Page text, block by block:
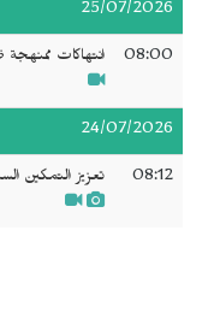
25/07/2026
08:00 انتهاكات
24/07/2026
08:12 تعزيز التمكين